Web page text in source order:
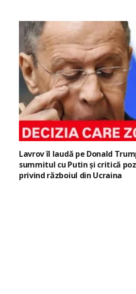
Lavrov îl laudă pe Donald
summitul cu Putin și critică
privind războiul din Ucraina